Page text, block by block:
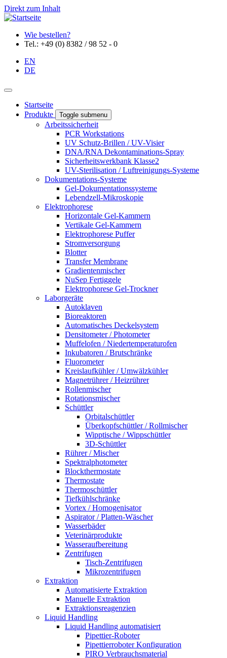
Direkt zum Inhalt
Wie bestellen?
Tel.: +49 (0) 8382 / 98 52 - 0
EN
DE
Startseite
Produkte
Toggle submenu
Arbeitssicherheit
PCR Workstations
UV Schutz-Brillen / UV-Visier
DNA/RNA Dekontaminations-Spray
Sicherheitswerkbank Klasse2
UV-Sterilisation / Luftreinigungs-Systeme
Dokumentations-Systeme
Gel-Dokumentationssysteme
Lebendzell-Mikroskopie
Elektrophorese
Horizontale Gel-Kammern
Vertikale Gel-Kammern
Elektrophorese Puffer
Stromversorgung
Blotter
Transfer Membrane
Gradientenmischer
NuSep Fertiggele
Elektrophorese Gel-Trockner
Laborgeräte
Autoklaven
Bioreaktoren
Automatisches Deckelsystem
Densitometer / Photometer
Muffelofen / Niedertemperaturofen
Inkubatoren / Brutschränke
Fluorometer
Kreislaufkühler / Umwälzkühler
Magnetrührer / Heizrührer
Rollenmischer
Rotationsmischer
Schüttler
Orbitalschüttler
Überkopfschüttler / Rollmischer
Wipptische / Wippschüttler
3D-Schüttler
Rührer / Mischer
Spektralphotometer
Blockthermostate
Thermostate
Thermoschüttler
Tiefkühlschränke
Vortex / Homogenisator
Aspirator / Platten-Wäscher
Wasserbäder
Veterinärprodukte
Wasseraufbereitung
Zentrifugen
Tisch-Zentrifugen
Mikrozentrifugen
Extraktion
Automatisierte Extraktion
Manuelle Extraktion
Extraktionsreagenzien
Liquid Handling
Liquid Handling automatisiert
Pipettier-Roboter
Pipettierroboter Konfiguration
PIRO Verbrauchsmaterial